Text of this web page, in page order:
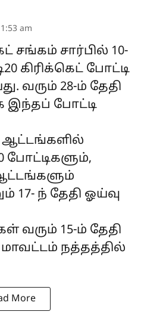
am
சங்கம் சார்பில் 10-
கிரிக்கெட் போட்டி
வரும் 28-ம் தேதி
இந்தப் போட்டி
போட்டிகளும்,
17- ந் தேதி ஓய்வு
வரும் 15-ம் தேதி
நத்தத்தில்
More